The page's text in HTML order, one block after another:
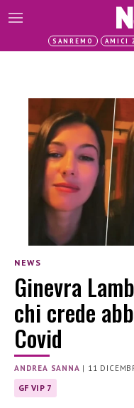
SANREMO AMICI
NEWS
Ginevra
chi crede
Covid
ANDREA SANNA | 11
GF VIP 7